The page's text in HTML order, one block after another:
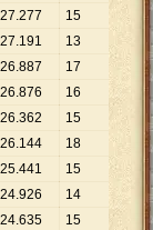
.277 15
485
.191 13
784
.887 17
464
.876 16
.362 15 8
424
.144 18
008
.441 15 8.
363
.926 14 8
923
.635 15
309